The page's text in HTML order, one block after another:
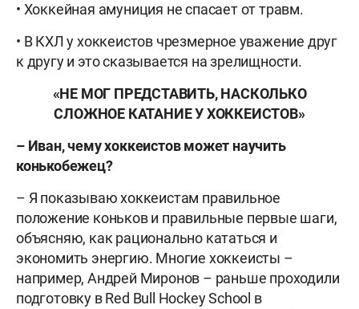
• Хоккейная амуниция не спасает от травм.
• В КХЛ у хоккеистов чрезмерное уважение друг
к другу и это сказывается на зрелищности.
«НЕ МОГ ПРЕДСТАВИТЬ, НАСКОЛЬКО
СЛОЖНОЕ КАТАНИЕ У ХОККЕИСТОВ»
– Иван, чему хоккеистов может научить
конькобежец?
– Я показываю хоккеистам правильное
положение коньков и правильные первые шаги,
объясняю, как рационально кататься и
экономить энергию. Многие хоккеисты –
например, Андрей Миронов – раньше проходили
подготовку в Red Bull Hockey School в